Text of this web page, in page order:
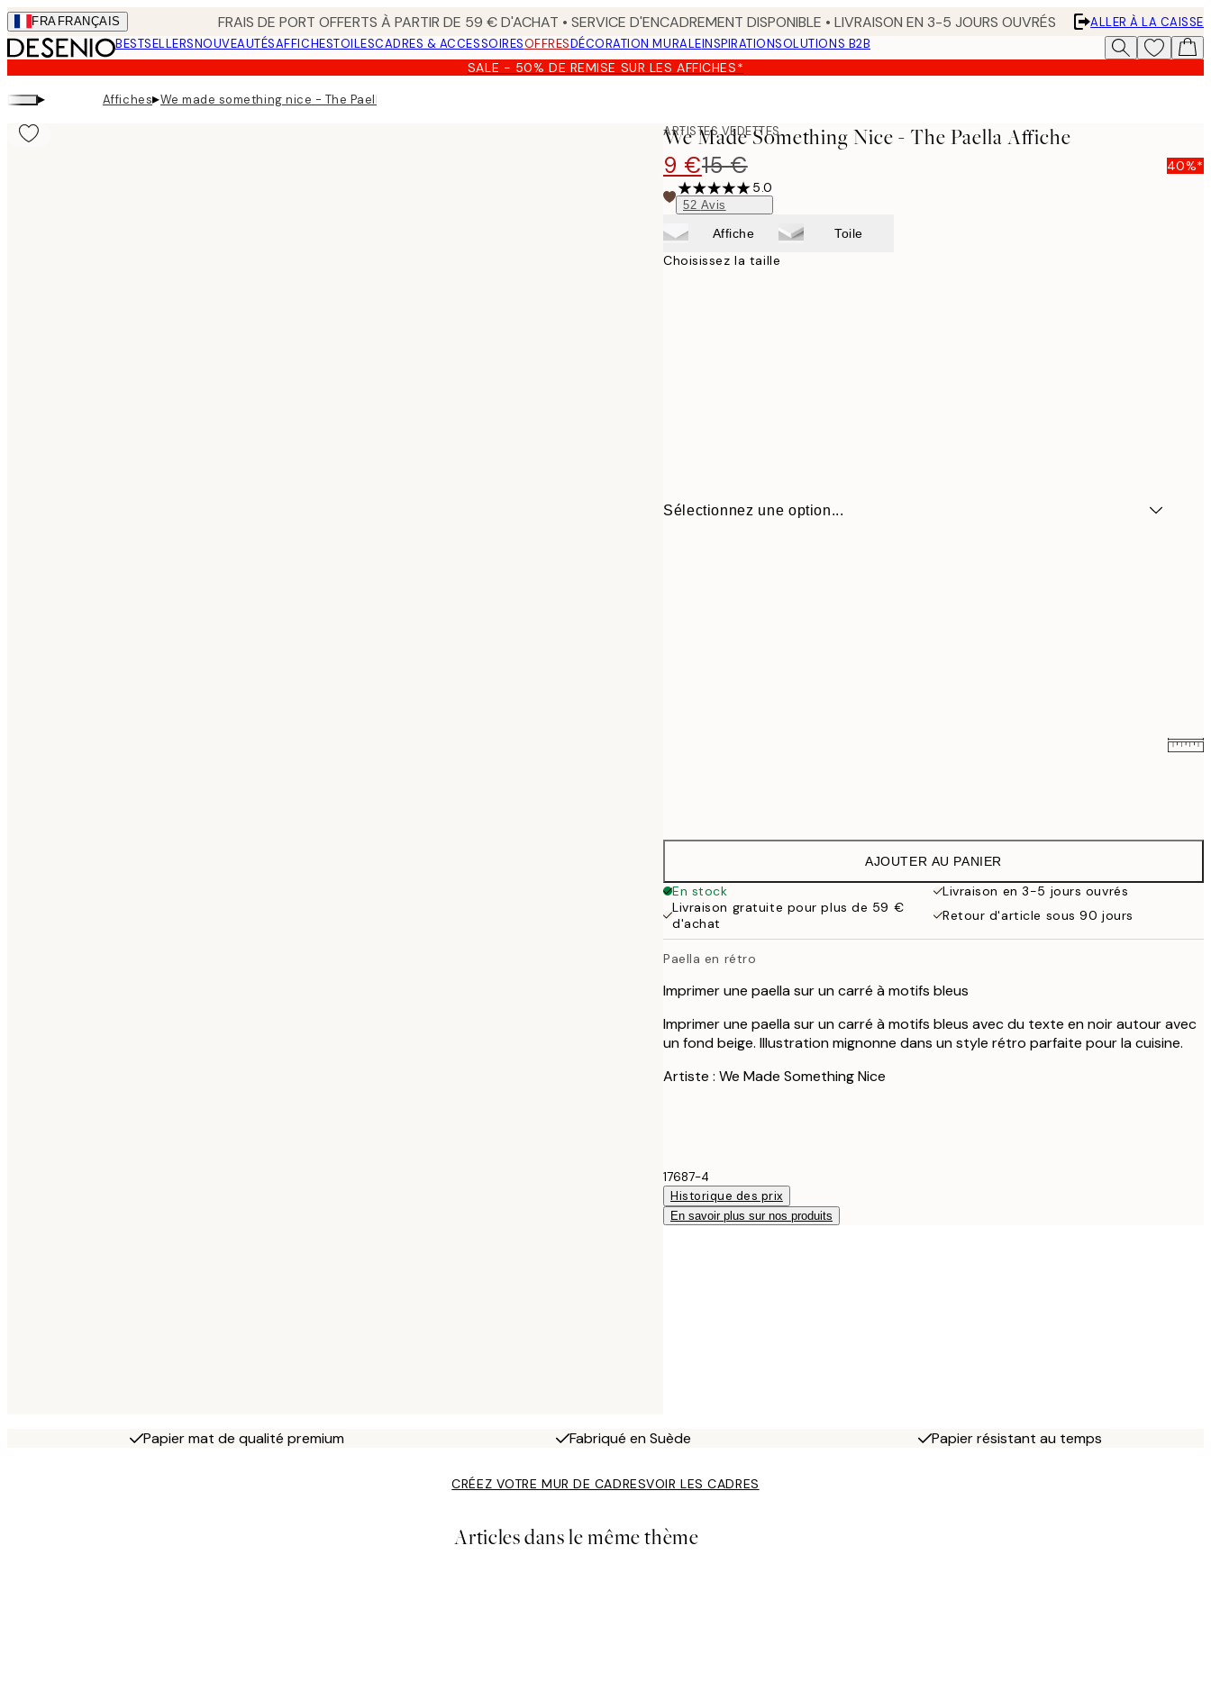
Skip
to
main
content.
FRA FRANÇAIS FRAIS DE PORT OFFERTS À PARTIR DE 59 € D'ACHAT • SERVICE D'ENCADREMENT DISPONIBLE • LIVRAISON EN 3-5 JOURS OUVRÉS
ALLER À LA CAISSE
BESTSELLERSNOUVEAUTÉSAFFICHESTOILESCADRES & ACCESSOIRESOFFRESDÉCORATION MURALEINSPIRATIONSOLUTIONS B2B
SALE - 50% DE REMISE SUR LES AFFICHES*
▸ Affiches▸We made something nice - The Paella Affiche
ARTISTES VEDETTES
We Made Something Nice - The Paella Affiche
9 €15 €
40%*
5.0
52 Avis
Affiche Toile
Choisissez la taille
Sélectionnez une option...
21,95 €
30,45 €
50x70 cm
AJOUTER AU PANIER
En stock
Livraison en 3-5 jours ouvrés
Livraison gratuite pour plus de 59 €
d'achat
Retour d'article sous 90 jours
Paella en rétro
Imprimer une paella sur un carré à motifs bleus
Imprimer une paella sur un carré à motifs bleus avec du texte en noir autour avec
un fond beige. Illustration mignonne dans un style rétro parfaite pour la cuisine.
Artiste : We Made Something Nice
17687-4
Historique des prix
En savoir plus sur nos produits
Papier mat de qualité premium Fabriqué en Suède Papier résistant au temps
CRÉEZ VOTRE MUR DE CADRESVOIR LES CADRES
Articles dans le même thème